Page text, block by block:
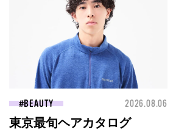
BEAUTY 2026.08.06
東京最旬ヘアカタログ